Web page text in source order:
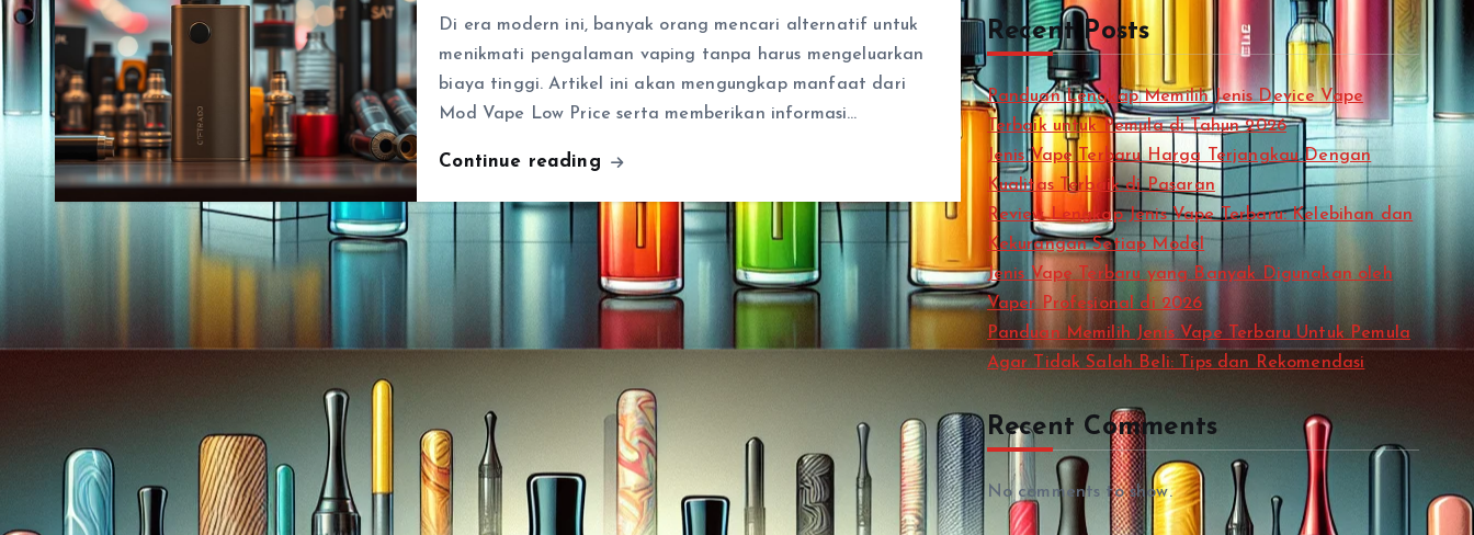
Di era modern ini, banyak orang mencari alternatif untuk
menikmati pengalaman vaping tanpa harus mengeluarkan
biaya tinggi. Artikel ini akan mengungkap manfaat dari
Mod Vape Low Price serta memberikan informasi…
Continue reading
Recent Posts
Panduan Lengkap Memilih Jenis Device Vape
Terbaik untuk Pemula di Tahun 2026
Jenis Vape Terbaru Harga Terjangkau Dengan
Kualitas Terbaik di Pasaran
Review Lengkap Jenis Vape Terbaru: Kelebihan dan
Kekurangan Setiap Model
Jenis Vape Terbaru yang Banyak Digunakan oleh
Vaper Profesional di 2026
Panduan Memilih Jenis Vape Terbaru Untuk Pemula
Agar Tidak Salah Beli: Tips dan Rekomendasi
Recent Comments
No comments to show.